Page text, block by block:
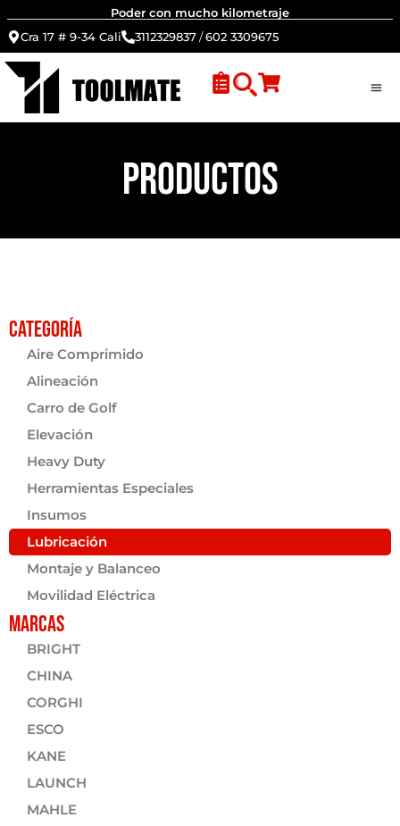
Poder con mucho kilometraje
Cra 17 # 9-34 Cali
3112329837/602 3309675
PRODUCTOS
Categoría
Aire Comprimido
Alineación
Carro de Golf
Elevación
Heavy Duty
Herramientas Especiales
Insumos
Lubricación
Montaje y Balanceo
Movilidad Eléctrica
Marcas
BRIGHT
CHINA
CORGHI
ESCO
KANE
LAUNCH
MAHLE